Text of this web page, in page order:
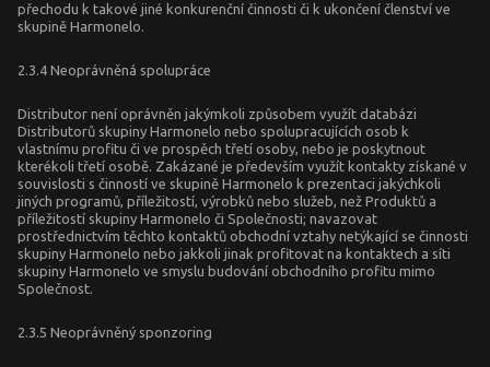
přechodu k takové jiné konkurenční činnosti či k ukončení členství ve
skupině Harmonelo.
2.3.4 Neoprávněná spolupráce
Distributor není oprávněn jakýmkoli způsobem využít databázi
Distributorů skupiny Harmonelo nebo spolupracujících osob k
vlastnímu profitu či ve prospěch třetí osoby, nebo je poskytnout
kterékoli třetí osobě. Zakázané je především využít kontakty získané v
souvislosti s činností ve skupině Harmonelo k prezentaci jakýchkoli
jiných programů, příležitostí, výrobků nebo služeb, než Produktů a
příležitostí skupiny Harmonelo či Společnosti; navazovat
prostřednictvím těchto kontaktů obchodní vztahy netýkající se činnosti
skupiny Harmonelo nebo jakkoli jinak profitovat na kontaktech a síti
skupiny Harmonelo ve smyslu budování obchodního profitu mimo
Společnost.
2.3.5 Neoprávněný sponzoring